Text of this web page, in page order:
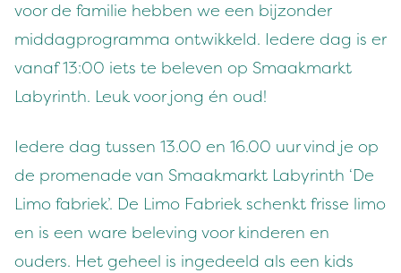
voor de familie hebben we een bijzonder
middagprogramma ontwikkeld. Iedere dag is er
vanaf 13:00 iets te beleven op Smaakmarkt
Labyrinth. Leuk voor jong én oud!
Iedere dag tussen 13.00 en 16.00 uur vind je op
de promenade van Smaakmarkt Labyrinth ‘De
Limo fabriek’. De Limo Fabriek schenkt frisse limo
en is een ware beleving voor kinderen en
ouders. Het geheel is ingedeeld als een kids